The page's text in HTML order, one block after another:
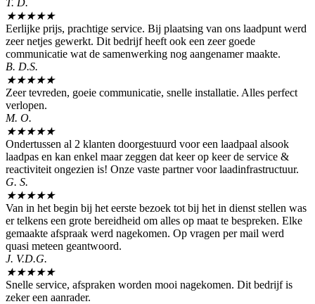
★★★★★
Eerlijke prijs, prachtige service. Bij plaatsing van ons laadpunt werd
zeer netjes gewerkt. Dit bedrijf heeft ook een zeer goede
communicatie wat de samenwerking nog aangenamer maakte.
B. D.S.
★★★★★
Zeer tevreden, goeie communicatie, snelle installatie. Alles perfect
verlopen.
M. O.
★★★★★
Ondertussen al 2 klanten doorgestuurd voor een laadpaal alsook
laadpas en kan enkel maar zeggen dat keer op keer de service &
reactiviteit ongezien is! Onze vaste partner voor laadinfrastructuur.
G. S.
★★★★★
Van in het begin bij het eerste bezoek tot bij het in dienst stellen was
er telkens een grote bereidheid om alles op maat te bespreken. Elke
gemaakte afspraak werd nagekomen. Op vragen per mail werd
quasi meteen geantwoord.
J. V.D.G.
★★★★★
Snelle service, afspraken worden mooi nagekomen. Dit bedrijf is
zeker een aanrader.